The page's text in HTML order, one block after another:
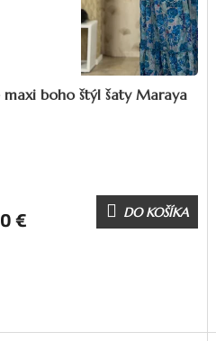
maxi boho štýl šaty Maraya
€ DO KOŠÍKA